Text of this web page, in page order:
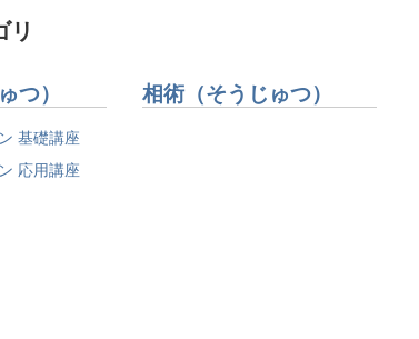
リ
つ）
基礎講座
応用講座
相術（そうじゅつ）